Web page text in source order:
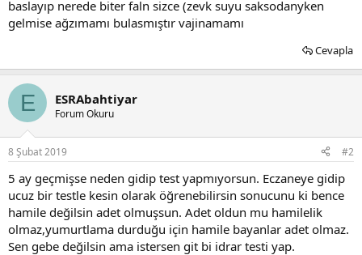
baslayıp nerede biter faln sizce (zevk suyu saksodanyken
gelmise ağzımamı bulasmıştır vajinamamı
Cevapla
E ESRAbahtiyar
Forum Okuru
8 Şubat 2019 #2
5 ay geçmişse neden gidip test yapmıyorsun. Eczaneye gidip
ucuz bir testle kesin olarak öğrenebilirsin sonucunu ki bence
hamile değilsin adet olmuşsun. Adet oldun mu hamilelik
olmaz,yumurtlama durduğu için hamile bayanlar adet olmaz.
Sen gebe değilsin ama istersen git bi idrar testi yap.